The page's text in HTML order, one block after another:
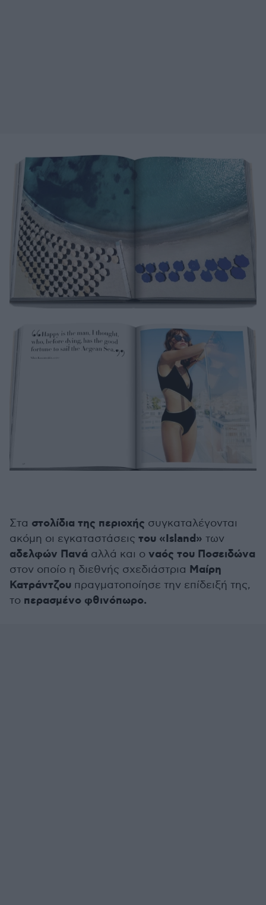
Στα στολίδια της περιοχής συγκαταλέγονται
ακόμη οι εγκαταστάσεις του «Island» των
αδελφών Πανά αλλά και ο ναός του Ποσειδώνα
στον οποίο η διεθνής σχεδιάστρια Μαίρη
Κατράντζου πραγματοποίησε την επίδειξή της,
το περασμένο φθινόπωρο.